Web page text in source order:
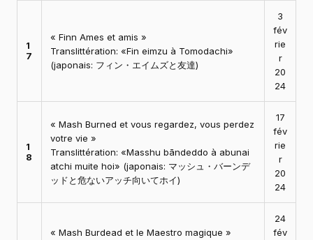
1
7
« Finn Ames et amis »
Translittération: «Fin eimzu à Tomodachi»
(japonais: フィン・エイムズと友達)
3
fév
rie
r
20
24
1
8
« Mash Burned et vous regardez, vous perdez
votre vie »
Translittération: «Masshu bāndeddo à abunai
atchi muite hoi» (japonais: マッシュ・バーンデ
ッドと危ないアッチ向いてホイ)
17
fév
rie
r
20
24
« Mash Burdead et le Maestro magique »
24
fév